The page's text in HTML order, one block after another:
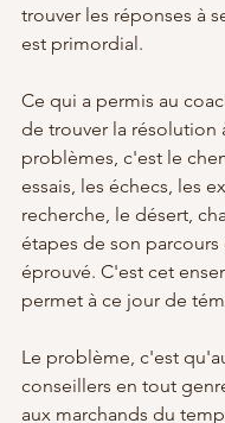
trouver les réponses à
est primordial.
Ce qui a permis au
de trouver la résolution
problèmes, c'est le
essais, les échecs, les
recherche, le désert,
étapes de son
éprouvé. C'est cet
permet à ce jour de
Le problème, c'est
conseillers en tout
aux marchands du